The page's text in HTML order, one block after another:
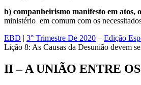
b) companheirismo manifesto em atos,
ministério em comum com os
EBD | 3° Trimestre De 2020 – Edição
Lição 8: As Causas da Desunião devem
II – A UNIÃO ENTRE